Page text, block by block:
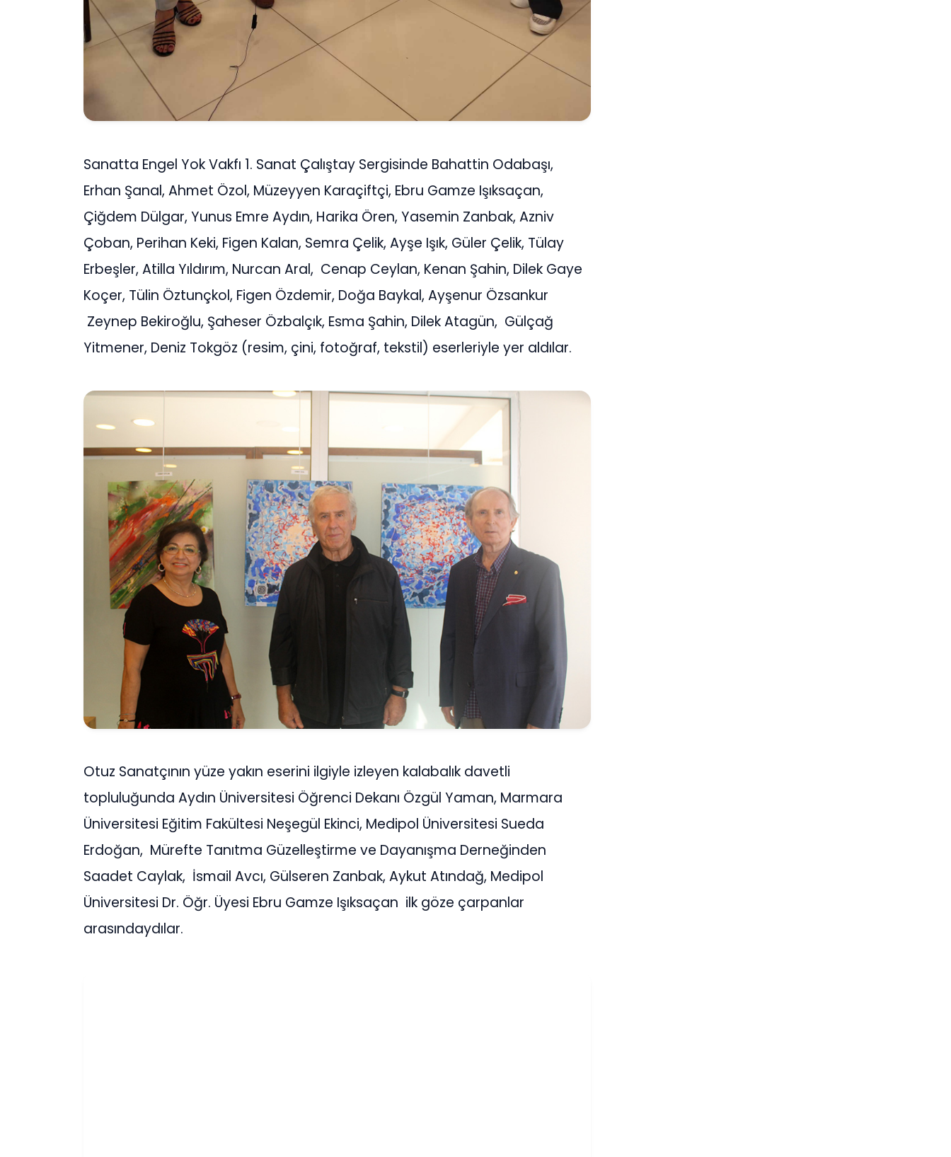
Sanatta Engel Yok Vakfı 1. Sanat Çalıştay Sergisinde Bahattin Odabaşı,
Erhan Şanal, Ahmet Özol, Müzeyyen Karaçiftçi, Ebru Gamze Işıksaçan,
Çiğdem Dülgar, Yunus Emre Aydın, Harika Ören, Yasemin Zanbak, Azniv
Çoban, Perihan Keki, Figen Kalan, Semra Çelik, Ayşe Işık, Güler Çelik, Tülay
Erbeşler, Atilla Yıldırım, Nurcan Aral, Cenap Ceylan, Kenan Şahin, Dilek Gaye
Koçer, Tülin Öztunçkol, Figen Özdemir, Doğa Baykal, Ayşenur Özsankur
Zeynep Bekiroğlu, Şaheser Özbalçık, Esma Şahin, Dilek Atagün, Gülçağ
Yitmener, Deniz Tokgöz (resim, çini, fotoğraf, tekstil) eserleriyle yer aldılar.
Otuz Sanatçının yüze yakın eserini ilgiyle izleyen kalabalık davetli
topluluğunda Aydın Üniversitesi Öğrenci Dekanı Özgül Yaman, Marmara
Üniversitesi Eğitim Fakültesi Neşegül Ekinci, Medipol Üniversitesi Sueda
Erdoğan, Mürefte Tanıtma Güzelleştirme ve Dayanışma Derneğinden
Saadet Caylak, İsmail Avcı, Gülseren Zanbak, Aykut Atındağ, Medipol
Üniversitesi Dr. Öğr. Üyesi Ebru Gamze Işıksaçan ilk göze çarpanlar
arasındaydılar.